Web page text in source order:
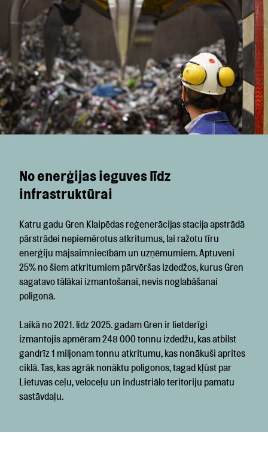
No enerģijas ieguves līdz
infrastruktūrai
Katru gadu Gren Klaipēdas reģenerācijas stacija apstrādā
pārstrādei nepiemērotus atkritumus, lai ražotu tīru
enerģiju mājsaimniecībām un uzņēmumiem. Aptuveni
25% no šiem atkritumiem pārvēršas izdedžos, kurus Gren
sagatavo tālākai izmantošanai, nevis noglabāšanai
poligonā.
Laikā no 2021. līdz 2025. gadam Gren ir lietderīgi
izmantojis apmēram 248 000 tonnu izdedžu, kas atbilst
gandrīz 1 miljonam tonnu atkritumu, kas nonākuši aprites
ciklā. Tas, kas agrāk nonāktu poligonos, tagad kļūst par
Lietuvas ceļu, veloceļu un industriālo teritoriju pamatu
sastāvdaļu.